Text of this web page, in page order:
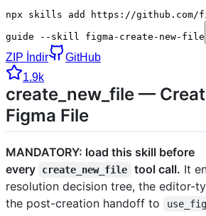
npx skills add https://github.com/
guide --skill figma-create-new-file
ZIP İndir
GitHub
1.9k
create_new_file —
Figma File
MANDATORY: load this skill before
every
create_new_file tool call. It
resolution decision tree, the editor-
the post-creation handoff to